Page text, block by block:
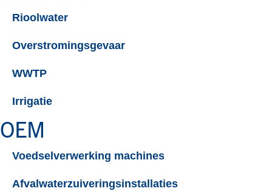
Rioolwater
Overstromingsgevaar
WWTP
Irrigatie
OEM
Voedselverwerking machines
Afvalwaterzuiveringsinstallaties